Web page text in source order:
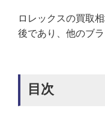
ロレックスの買取
後であり、他のブ
目次